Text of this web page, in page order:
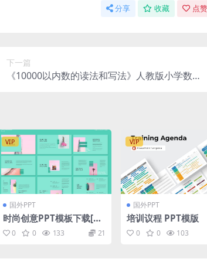
分享 收藏 点
下一篇
《10000以内数的读法和写法》人教版小学数学
VIP
国外PPT
时尚创意PPT模板下载[PP
TX]
0 0 133 21
VIP
国外PPT
培训议程 PPT模版
0 0 103